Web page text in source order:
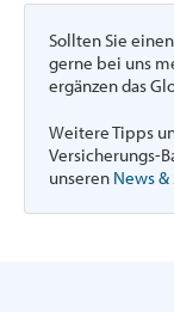
Sollten Sie
gerne bei uns
ergänzen das
Weitere Tipps
Versicherungs-
unseren News &